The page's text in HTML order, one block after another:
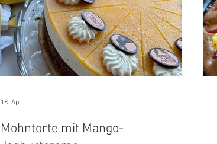
Mohntorte mit Mango-
18. Apr.